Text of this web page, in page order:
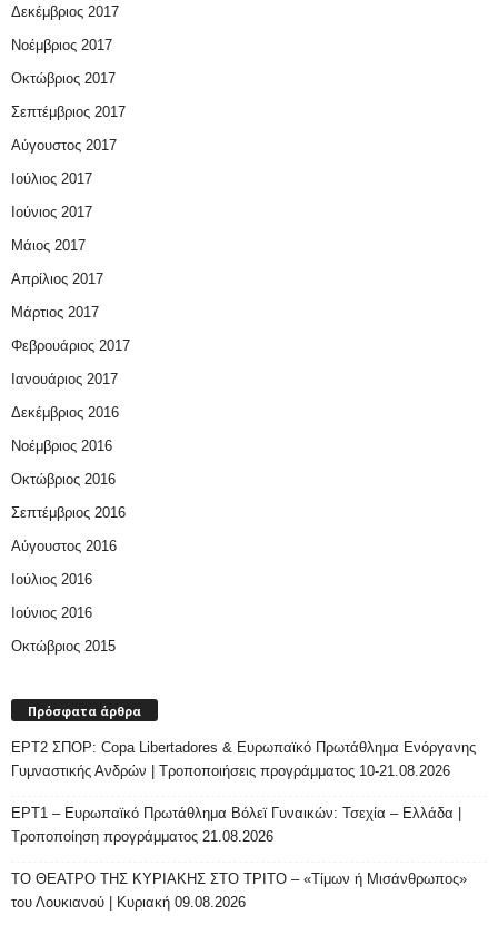
Δεκέμβριος 2017
Νοέμβριος 2017
Οκτώβριος 2017
Σεπτέμβριος 2017
Αύγουστος 2017
Ιούλιος 2017
Ιούνιος 2017
Μάιος 2017
Απρίλιος 2017
Μάρτιος 2017
Φεβρουάριος 2017
Ιανουάριος 2017
Δεκέμβριος 2016
Νοέμβριος 2016
Οκτώβριος 2016
Σεπτέμβριος 2016
Αύγουστος 2016
Ιούλιος 2016
Ιούνιος 2016
Οκτώβριος 2015
Πρόσφατα άρθρα
ΕΡΤ2 ΣΠΟΡ: Copa Libertadores & Ευρωπαϊκό Πρωτάθλημα Ενόργανης
Γυμναστικής Ανδρών | Τροποποιήσεις προγράμματος 10-21.08.2026
ΕΡΤ1 – Ευρωπαϊκό Πρωτάθλημα Βόλεϊ Γυναικών: Τσεχία – Ελλάδα |
Τροποποίηση προγράμματος 21.08.2026
ΤΟ ΘΕΑΤΡΟ ΤΗΣ ΚΥΡΙΑΚΗΣ ΣΤΟ ΤΡΙΤΟ – «Τίμων ή Μισάνθρωπος»
του Λουκιανού | Κυριακή 09.08.2026